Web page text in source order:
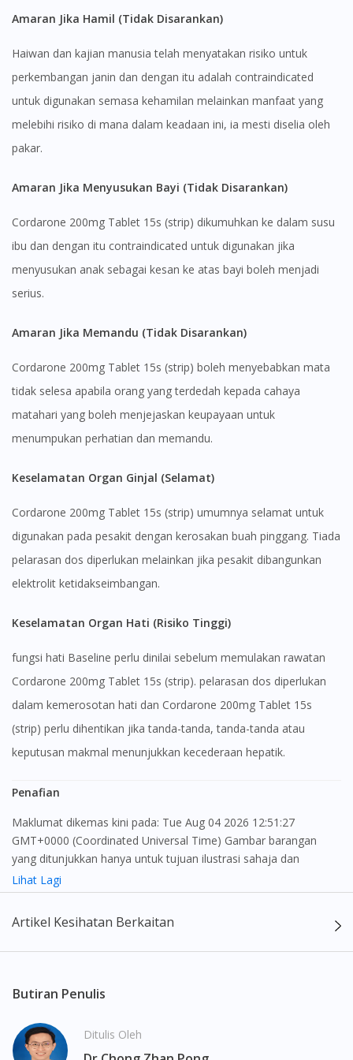
You seem to be shopping from Singapore
You are currently on DoctorOnCall.com.my, our Malaysian
To serve you better, would you like to head over to
Continue to DoctorOnCall Singapore
No, please do not redirect me
Amaran Jika Hamil (Tidak Disarankan)
Haiwan dan kajian manusia telah menyatakan risiko untuk
perkembangan janin dan dengan itu adalah contraindicated
untuk digunakan semasa kehamilan melainkan manfaat yang
melebihi risiko di mana dalam keadaan ini, ia mesti diselia oleh
pakar.
Amaran Jika Menyusukan Bayi (Tidak Disarankan)
Cordarone 200mg Tablet 15s (strip) dikumuhkan ke dalam susu
ibu dan dengan itu contraindicated untuk digunakan jika
menyusukan anak sebagai kesan ke atas bayi boleh menjadi
serius.
Amaran Jika Memandu (Tidak Disarankan)
Cordarone 200mg Tablet 15s (strip) boleh menyebabkan mata
tidak selesa apabila orang yang terdedah kepada cahaya
matahari yang boleh menjejaskan keupayaan untuk
menumpukan perhatian dan memandu.
Keselamatan Organ Ginjal (Selamat)
Cordarone 200mg Tablet 15s (strip) umumnya selamat untuk
digunakan pada pesakit dengan kerosakan buah pinggang. Tiada
pelarasan dos diperlukan melainkan jika pesakit dibangunkan
elektrolit ketidakseimbangan.
Keselamatan Organ Hati (Risiko Tinggi)
fungsi hati Baseline perlu dinilai sebelum memulakan rawatan
Cordarone 200mg Tablet 15s (strip). pelarasan dos diperlukan
dalam kemerosotan hati dan Cordarone 200mg Tablet 15s
(strip) perlu dihentikan jika tanda-tanda, tanda-tanda atau
keputusan makmal menunjukkan kecederaan hepatik.
Penafian
Maklumat dikemas kini pada: Tue Aug 04 2026 12:51:27
GMT+0000 (Coordinated Universal Time) Gambar barangan
yang ditunjukkan hanya untuk tujuan ilustrasi sahaja dan
mungkin tidak seperti produk yang sebenar
maklumat sahaja, bagi kegunaan para pengamal perubatan dan
bukan bertujuan sebagai rujukan kepada pengguna untuk
seorang pengamal perubatan. Keberkesanan dan kesan
pengguna dengan pengguna yang lain. Kami tidak menyarankan
pengguna untuk membuat diagnosis atau rawatan sendiri.
Lihat Lagi
Artikel Kesihatan Berkaitan
Butiran Penulis
Ditulis Oleh